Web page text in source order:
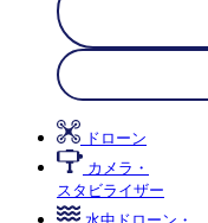
ドローン
カメラ・
スタビライザー